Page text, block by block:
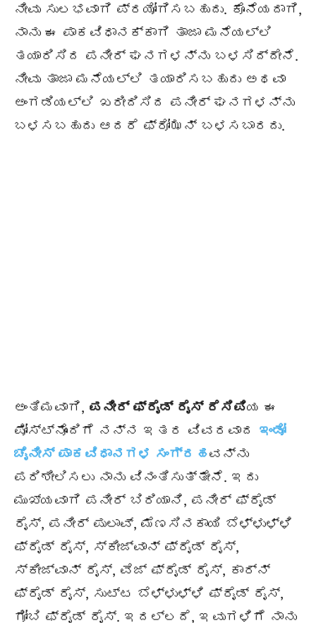
ನೀವು ಸುಲಭವಾಗಿ ಪ್ರಯೋಗಿಸಬಹುದು. ಕೊನೆಯದಾಗಿ,
ನಾನು ಈ ಪಾಕವಿಧಾನಕ್ಕಾಗಿ ತಾಜಾ ಮನೆಯಲ್ಲಿ
ತಯಾರಿಸಿದ ಪನೀರ್ ಘನಗಳನ್ನು ಬಳಸಿದ್ದೇನೆ.
ನೀವು ತಾಜಾ ಮನೆಯಲ್ಲಿ ತಯಾರಿಸಬಹುದು ಅಥವಾ
ಅಂಗಡಿಯಲ್ಲಿ ಖರೀದಿಸಿದ ಪನೀರ್ ಘನಗಳನ್ನು
ಬಳಸಬಹುದು ಆದರೆ ಫ್ರೋಝನ್ ಬಳಸಬಾರದು.
ಅಂತಿಮವಾಗಿ, ಪನೀರ್ ಫ್ರೈಡ್ ರೈಸ್ ರೆಸಿಪಿಯ ಈ
ಪೋಸ್ಟ್‌ನೊಂದಿಗೆ ನನ್ನ ಇತರ ವಿವರವಾದ ಇಂಡೋ
ಚೈನೀಸ್ ಪಾಕವಿಧಾನಗಳ ಸಂಗ್ರಹವನ್ನು
ಪರಿಶೀಲಿಸಲು ನಾನು ವಿನಂತಿಸುತ್ತೇನೆ. ಇದು
ಮುಖ್ಯವಾಗಿ ಪನೀರ್ ಬಿರಿಯಾನಿ, ಪನೀರ್ ಫ್ರೈಡ್
ರೈಸ್, ಪನೀರ್ ಪುಲಾವ್, ಮೆಣಸಿನಕಾಯಿ ಬೆಳ್ಳುಳ್ಳಿ
ಫ್ರೈಡ್ ರೈಸ್, ಸ್ಕೀಜ್ವಾನ್ ಫ್ರೈಡ್ ರೈಸ್,
ಸ್ಕೀಜ್ವಾನ್ ರೈಸ್, ವೆಜ್ ಫ್ರೈಡ್ ರೈಸ್, ಕಾರ್ನ್
ಫ್ರೈಡ್ ರೈಸ್, ಸುಟ್ಟ ಬೆಳ್ಳುಳ್ಳಿ ಫ್ರೈಡ್ ರೈಸ್,
ಗೋಬಿ ಫ್ರೈಡ್ ರೈಸ್. ಇದಲ್ಲದೆ, ಇವುಗಳಿಗೆ ನಾನು